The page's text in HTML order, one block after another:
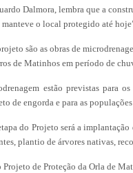
Dalmora, lembra que a
o local protegido até
são as obras de
de Matinhos em período de
estão previstas para
de engorda e para as
do Projeto será a
plantio de árvores nativas,
de Proteção da Orla de